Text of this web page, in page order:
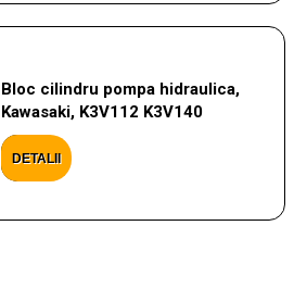
Bloc cilindru pompa hidraulica,
Kawasaki, K3V112 K3V140
DETALII